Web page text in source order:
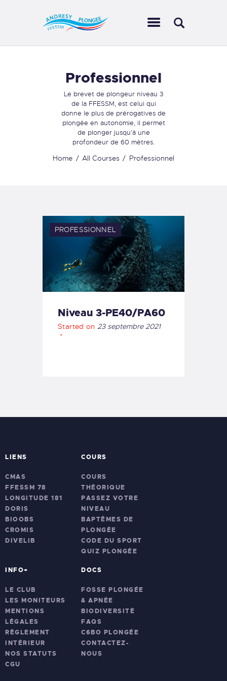
Professionnel
Le brevet de plongeur niveau 3
de la FFESSM, est celui qui
donne le plus de prérogatives de
plongée en autonomie, il permet
de plonger jusqu’à une
profondeur de 60 mètres.
Home All Courses Professionnel
LE CLUB
AQUAGALERIE
ESPACE MEMBRE
CONTACTS
MON COMPTE
PROFESSIONNEL
Niveau 3-PE40/PA60
Started on23 septembre 2021
LIENS
CMAS
FFESSM 78
LONGITUDE 181
DORIS
BIOOBS
CROMIS
DIVELIB
COURS
COURS
THÉORIQUE
PASSEZ VOTRE
NIVEAU
BAPTÊMES DE
PLONGÉE
CODE DU SPORT
QUIZ PLONGÉE
INFO+
LE CLUB
LES MONITEURS
MENTIONS
LÉGALES
RÈGLEMENT
INTÉRIEUR
NOS STATUTS
CGU
DOCS
FOSSE PLONGÉE
& APNÉE
BIODIVERSITÉ
FAQS
C6BO PLONGÉE
CONTACTEZ-
NOUS